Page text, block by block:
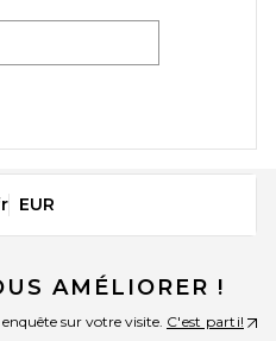
Country Regions
EUR
AMÉLIORER !
sur votre visite. C'est parti!